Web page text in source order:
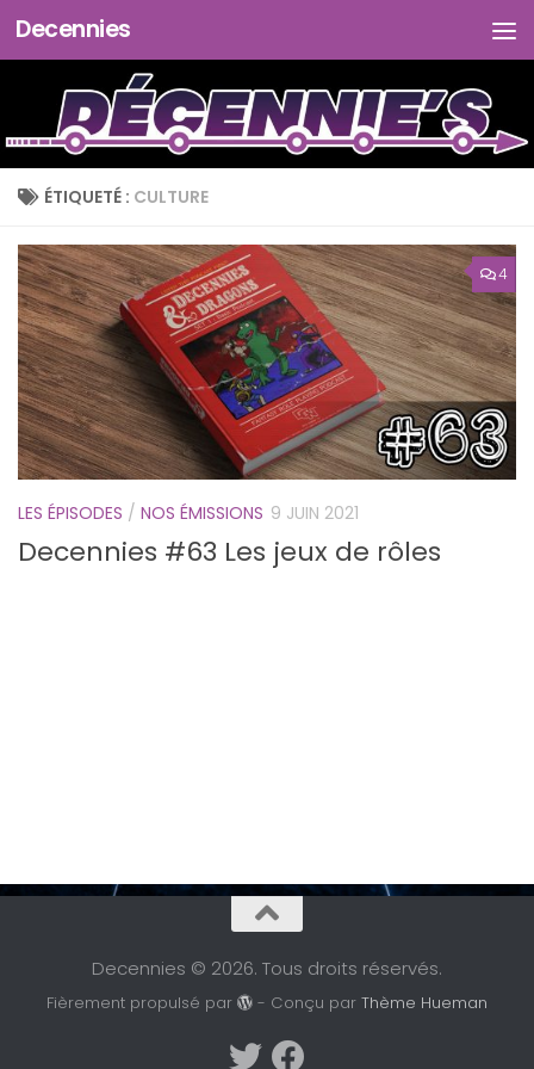
Skip to content
Decennies
ÉTIQUETÉ : CULTURE
4
LES ÉPISODES / NOS ÉMISSIONS 9 JUIN 2021
Decennies #63 Les jeux de rôles
Decennies © 2026. Tous droits réservés.
Fièrement propulsé par - Conçu parThème Hueman